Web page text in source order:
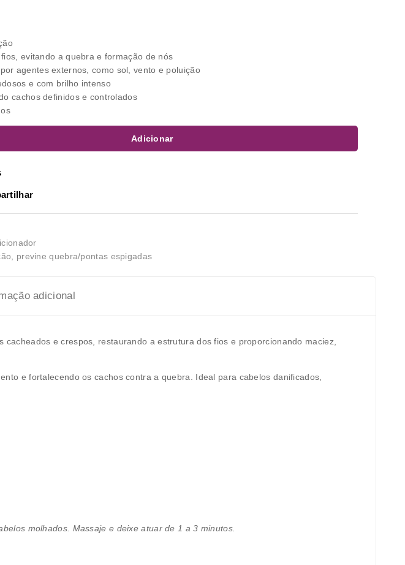
evitando a quebra e formação de nós
agentes externos, como sol, vento e poluição
e com brilho intenso
cachos definidos e controlados
Adicionar
previne quebra/pontas espigadas
adicional
e crespos, restaurando a estrutura dos fios e proporcionando maciez,
e fortalecendo os cachos contra a quebra. Ideal para cabelos danificados,
molhados. Massaje e deixe atuar de 1 a 3 minutos.